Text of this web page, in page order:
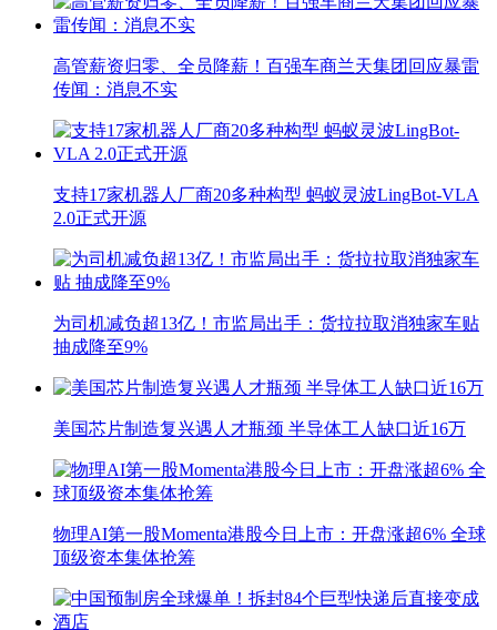
高管薪资归零、全员降薪！百强车商兰天集团回应暴雷
传闻：消息不实
支持17家机器人厂商20多种构型 蚂蚁灵波LingBot-VLA
2.0正式开源
为司机减负超13亿！市监局出手：货拉拉取消独家车贴
抽成降至9%
美国芯片制造复兴遇人才瓶颈 半导体工人缺口近16万
物理AI第一股Momenta港股今日上市：开盘涨超6% 全球
顶级资本集体抢筹